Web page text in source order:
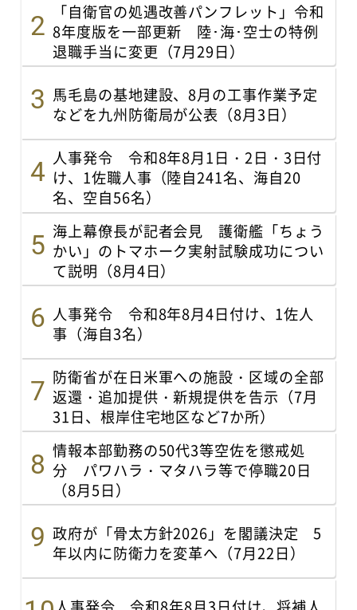
「自衛官の処遇改善パンフレット」令和
8年度版を一部更新 陸･海･空士の特例
退職手当に変更（7月29日）
馬毛島の基地建設、8月の工事作業予定
などを九州防衛局が公表（8月3日）
人事発令 令和8年8月1日・2日・3日付
け、1佐職人事（陸自241名、海自20
名、空自56名）
海上幕僚長が記者会見 護衛艦「ちょう
かい」のトマホーク実射試験成功につい
て説明（8月4日）
人事発令 令和8年8月4日付け、1佐人
事（海自3名）
防衛省が在日米軍への施設・区域の全部
返還・追加提供・新規提供を告示（7月
31日、根岸住宅地区など7か所）
情報本部勤務の50代3等空佐を懲戒処
分 パワハラ・マタハラ等で停職20日
（8月5日）
政府が「骨太方針2026」を閣議決定 5
年以内に防衛力を変革へ（7月22日）
人事発令 令和8年8月3日付け、将補人